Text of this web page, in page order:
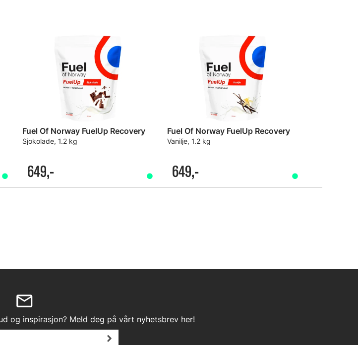
Fuel Of Norway FuelUp Recovery
Sjokolade, 1.2 kg
649,-
Fuel Of Norway FuelUp Recovery
Vanilje, 1.2 kg
649,-
og inspirasjon? Meld deg på vårt nyhetsbrev her!